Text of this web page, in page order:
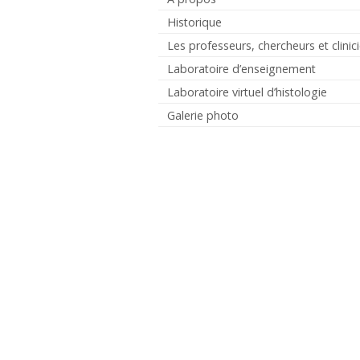
Historique
Les professeurs, chercheurs et
Laboratoire d’enseignement
Laboratoire virtuel d’histologie
Galerie photo